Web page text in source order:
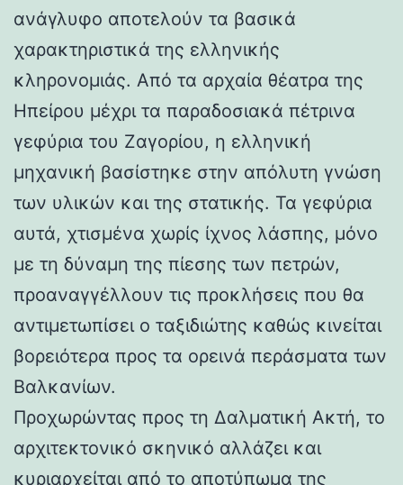
ανάγλυφο αποτελούν τα βασικά
χαρακτηριστικά της ελληνικής
κληρονομιάς. Από τα αρχαία θέατρα της
Ηπείρου μέχρι τα παραδοσιακά πέτρινα
γεφύρια του Ζαγορίου, η ελληνική
μηχανική βασίστηκε στην απόλυτη γνώση
των υλικών και της στατικής. Τα γεφύρια
αυτά, χτισμένα χωρίς ίχνος λάσπης, μόνο
με τη δύναμη της πίεσης των πετρών,
προαναγγέλλουν τις προκλήσεις που θα
αντιμετωπίσει ο ταξιδιώτης καθώς κινείται
βορειότερα προς τα ορεινά περάσματα των
Βαλκανίων.
Προχωρώντας προς τη Δαλματική Ακτή, το
αρχιτεκτονικό σκηνικό αλλάζει και
κυριαρχείται από το αποτύπωμα της